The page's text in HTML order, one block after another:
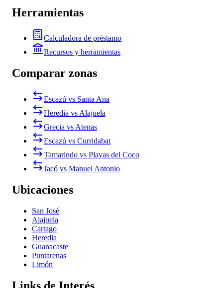
Herramientas
Calculadora de préstamo
Recursos y herramientas
Comparar zonas
Escazú vs Santa Ana
Heredia vs Alajuela
Grecia vs Atenas
Escazú vs Curridabat
Tamarindo vs Playas del Coco
Jacó vs Manuel Antonio
Ubicaciones
San José
Alajuela
Cartago
Heredia
Guanacaste
Puntarenas
Limón